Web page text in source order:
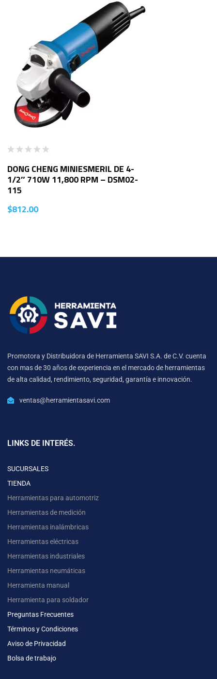
DONG CHENG MINIESMERIL DE 4-
1/2″ 710W 11,800 RPM – DSM02-
115
$812.00
Promotora y Distribuidora de Herramienta SAVI S.A. de C.V. cuenta
con mas de 30 años de experiencia en el mercado de herramientas
de alta calidad, rendimiento, seguridad, garantía e innovación.
ventas@herramientasavi.com
LINKS DE INTERÉS.
SUCURSALES
TIENDA
Herramientas para automotriz
Herramientas de medición
Herramientas inalámbricas
Herramientas eléctricas
Herramientas industriales
Herramientas neumáticas
Herramienta manual
Herramienta para soldador
Preguntas Frecuentes
Términos y Condiciones
Aviso de Privacidad
Bolsa de trabajo